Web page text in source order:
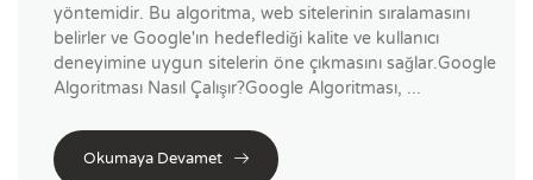
yöntemidir. Bu algoritma, web sitelerinin sıralamasını
belirler ve Google'ın hedeflediği kalite ve kullanıcı
deneyimine uygun sitelerin öne çıkmasını sağlar.Google
Algoritması Nasıl Çalışır?Google Algoritması, ...
Okumaya Devamet